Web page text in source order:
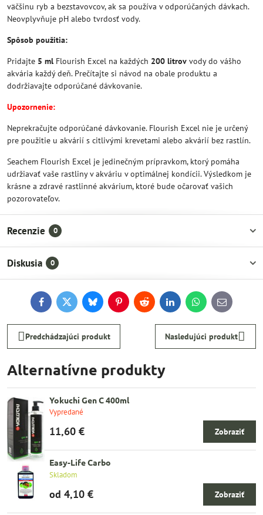
väčšinu ryb a bezstavovcov, ak sa používa v odporúčaných dávkach.
Neovplyvňuje pH alebo tvrdosť vody.
Spôsob použitia:
Pridajte 5 ml Flourish Excel na každých 200 litrov vody do vášho
akvária každý deň. Prečítajte si návod na obale produktu a
dodržiavajte odporúčané dávkovanie.
Upozornenie:
Neprekračujte odporúčané dávkovanie. Flourish Excel nie je určený
pre použitie u akvárií s citlivými krevetami alebo akvárií bez rastlín.
Seachem Flourish Excel je jedinečným prípravkom, ktorý pomáha
udržiavať vaše rastliny v akváriu v optimálnej kondícii. Výsledkom je
krásne a zdravé rastlinné akvárium, ktoré bude očarovať vašich
pozorovateľov.
Recenzie 0
Diskusia 0
FacebookTwitterBlueskyPinterestReddit LinkedInWhatsApp
E-
mail
Predchádzajúci produkt Nasledujúci produkt
Alternatívne produkty
Yokuchi Gen C 400ml
Vypredané
11,60 € Zobraziť
Easy-Life Carbo
Skladom
od 4,10 € Zobraziť